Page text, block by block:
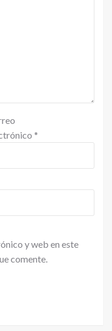
*
y web en este
comente.